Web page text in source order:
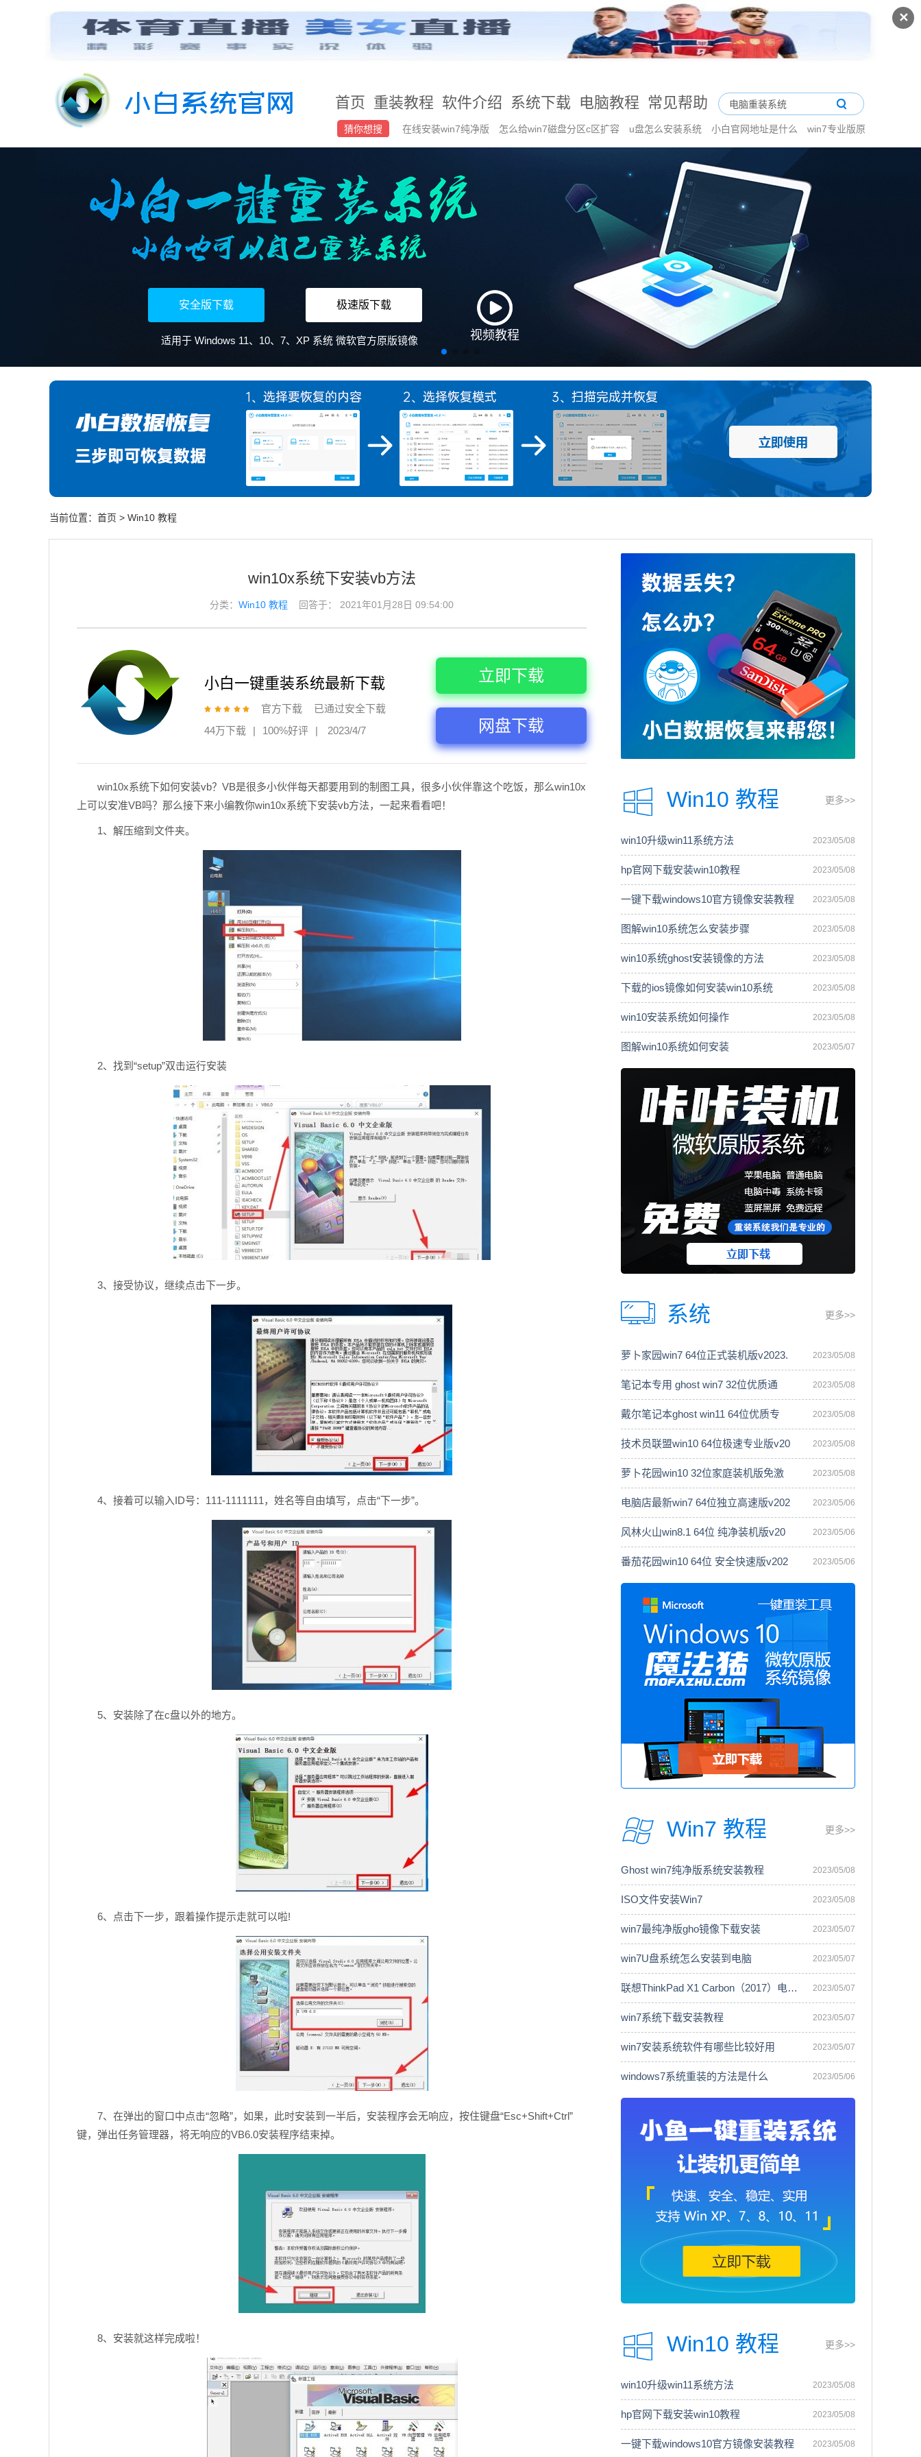
✕
首页 重装教程 软件介绍 系统下载 电脑教程 常见帮助
猜你想搜 在线安装win7纯净版 怎么给win7磁盘分区c区扩容 u盘怎么安装系统 小白官网地址是什么
win7专业版原
当前位置： 首页 > Win10 教程
win10x系统下安装vb方法
分类：Win10 教程 回答于： 2021年01月28日 09:54:00
小白一键重装系统最新下载
官方下载
已通过安全下载
44万下载
| 100%好评 | 2023/4/7
立即下载
网盘下载
win10x系统下如何安装vb？VB是很多小伙伴每天都要用到的制图工具，很多小伙伴靠这个吃饭，那么win10x
上可以安准VB吗？那么接下来小编教你win10x系统下安装vb方法，一起来看看吧！
1、解压缩到文件夹。
2、找到“setup”双击运行安装
3、接受协议，继续点击下一步。
4、接着可以输入ID号：111-1111111，姓名等自由填写，点击“下一步”。
5、安装除了在c盘以外的地方。
6、点击下一步，跟着操作提示走就可以啦!
7、在弹出的窗口中点击“忽略”，如果，此时安装到一半后，安装程序会无响应，按住键盘“Esc+Shift+Ctrl”
键，弹出任务管理器，将无响应的VB6.0安装程序结束掉。
8、安装就这样完成啦！
Win10 教程 更多>>
win10升级win11系统方法 2023/05/08
hp官网下载安装win10教程 2023/05/08
一键下载windows10官方镜像安装教程 2023/05/08
图解win10系统怎么安装步骤 2023/05/08
win10系统ghost安装镜像的方法 2023/05/08
下载的ios镜像如何安装win10系统 2023/05/08
win10安装系统如何操作 2023/05/08
图解win10系统如何安装 2023/05/07
系统 更多>>
萝卜家园win7 64位正式装机版v2023. 2023/05/08
笔记本专用 ghost win7 32位优质通 2023/05/08
戴尔笔记本ghost win11 64位优质专 2023/05/08
技术员联盟win10 64位极速专业版v20 2023/05/08
萝卜花园win10 32位家庭装机版免激 2023/05/08
电脑店最新win7 64位独立高速版v202 2023/05/06
风林火山win8.1 64位 纯净装机版v20 2023/05/06
番茄花园win10 64位 安全快速版v202 2023/05/06
Win7 教程 更多>>
Ghost win7纯净版系统安装教程 2023/05/08
ISO文件安装Win7 2023/05/08
win7最纯净版gho镜像下载安装 2023/05/07
win7U盘系统怎么安装到电脑 2023/05/07
联想ThinkPad X1 Carbon（2017）电脑安 2023/05/07
win7系统下载安装教程 2023/05/07
win7安装系统软件有哪些比较好用 2023/05/07
windows7系统重装的方法是什么 2023/05/06
Win10 教程 更多>>
win10升级win11系统方法 2023/05/08
hp官网下载安装win10教程 2023/05/08
一键下载windows10官方镜像安装教程 2023/05/08